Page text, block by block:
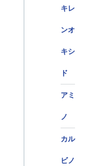
キレ
ンオ
キシ
ド
アミ
ノ
カル
ビノ